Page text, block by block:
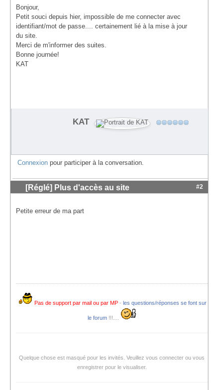
Bonjour,
Petit souci depuis hier, impossible de me connecter avec
identifiant/mot de passe.... certainement lié à la mise à jour
du site.
Merci de m'informer des suites.
Bonne journée!
KAT
KAT
Connexion pour participer à la conversation.
[Réglé] Plus d'accès au site #2
Petite erreur de ma part
Pas de support par mail ou par MP- les questions/réponses se font sur
le forum!!!....
Quelque chose est masqué pour les invités. Veuillez vous connecter ou vous
enregistrer pour le visualiser.